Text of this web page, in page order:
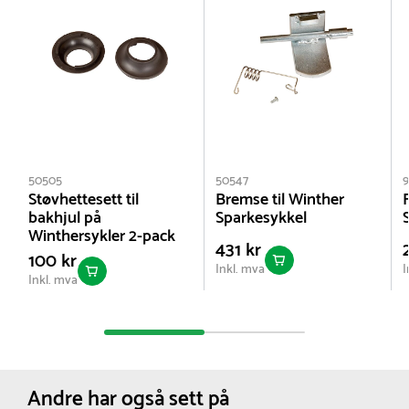
50505
Støvhettesett til
bakhjul på
Winthersykler 2-pack
100 kr
Inkl. mva
50547
Bremse til Winther
Sparkesykkel
431 kr
Inkl. mva
Andre har også sett på